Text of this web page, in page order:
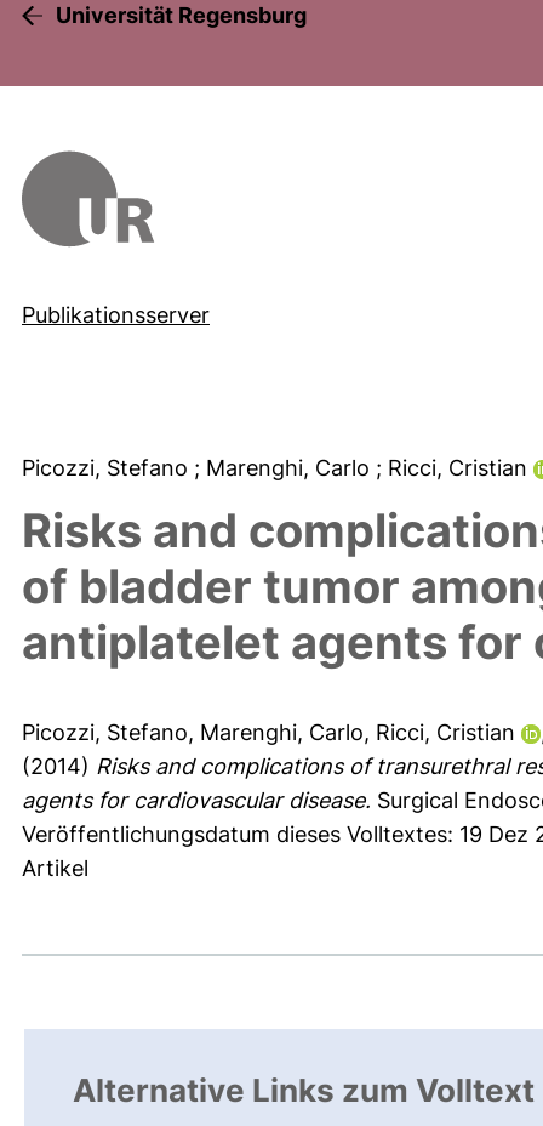
Universität Regensburg
Publikationsserver
Picozzi, Stefano ; Marenghi, Carlo ; Ricci, Cristian
Risks and
of bladder tumor
antiplatelet agents for
Picozzi, Stefano, Marenghi, Carlo, Ricci, Cristian
(2014) Risks and complications of transurethral
agents for cardiovascular disease. Surgical
Veröffentlichungsdatum dieses Volltextes: 19 Dez
Artikel
Alternative Links zum Volltext